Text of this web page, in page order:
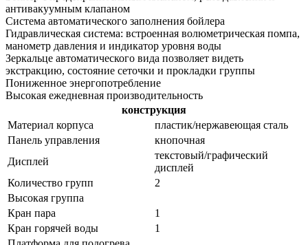
антивакуумным клапаном
Система автоматического заполнения бойлера
Гидравлическая система: встроенная волюметрическая помпа,
манометр давления и индикатор уровня воды
Зеркальце автоматического вида позволяет видеть
экстракцию, состояние сеточки и прокладки группы
Пониженное энергопотребление
Высокая ежедневная производительность
конструкция
Материал корпуса
пластик/нержавеющая сталь
Панель управления
кнопочная
Дисплей
текстовый/графический
дисплей
Количество групп
2
Высокая группа
Кран пара
1
Кран горячей воды
1